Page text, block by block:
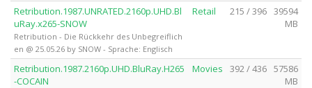
Retribution.1987.UNRATED.2160p.UHD.Bl
uRay.x265-SNOW
Retribution - Die Rückkehr des Unbegreiflich
en @ 25.05.26 by SNOW - Sprache: Englisch
Retail 215 / 396 39594
MB
Retribution.1987.2160p.UHD.BluRay.H265
-COCAIN
Movies 392 / 436 57586
MB